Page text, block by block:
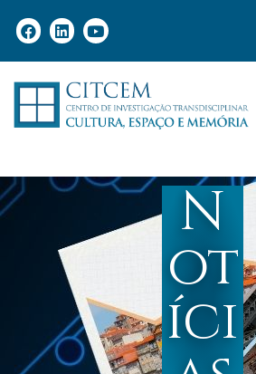
N
ot
íci